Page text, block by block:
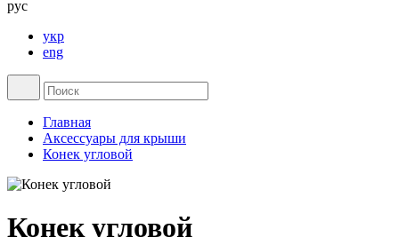
рус
укр
eng
Главная
Аксессуары для крыши
Конек угловой
Конек угловой